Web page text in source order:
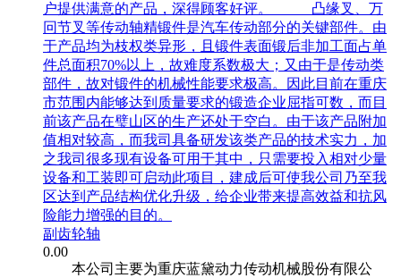
户提供满意的产品，深得顾客好评。 凸缘叉、万
冋节叉等传动轴精锻件是汽车传动部分的关键部件。由
于产品均为枝权类异形，且锻件表面锻后非加工面占单
件总面积70%以上，故难度系数极大；又由于是传动类
部件，故对锻件的机械性能要求极高。因此目前在重庆
市范围内能够达到质量要求的锻造企业屈指可数，而目
前该产品在璧山区的生产还处于空白。由于该产品附加
值相对较高，而我司具备研发该类产品的技术实力，加
之我司很多现有设备可用于其中，只需要投入相对少量
设备和工装即可启动此项目，建成后可使我公司乃至我
区达到产品结构优化升级，给企业带来提高效益和抗风
险能力增强的目的。
副齿轮轴
0.00
本公司主要为重庆蓝黛动力传动机械股份有限公